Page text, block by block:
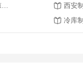
革新制冷科技，高效节能制冷设备引领夏日清凉新风尚
西安